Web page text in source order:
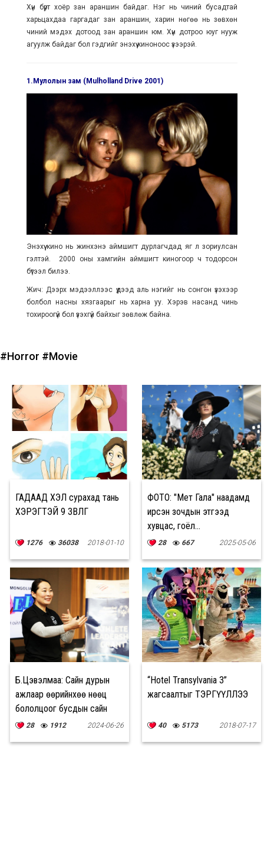
Хүн бүрт хоёр зан араншин байдаг. Нэг нь чиний бусадтай
харьцахдаа гаргадаг зан араншин, харин нөгөө нь зөвхөн
чиний мэдэх дотоод зан араншин юм. Хүн дотроо юуг нууж
агуулж байдаг бол гэдгийг энэхүү киноноос үзээрэй.
1.Мулолын зам (Mulholland Drive 2001)
Энэхүү кино нь жинхэнэ аймшигт дурлагчдад яг л зориулсан
гэлтэй. 2000 оны хамгийн аймшигт киногоор ч тодорсон
бүтээл билээ.
Жич: Дээрх мэдээллээс үүдээд аль нэгийг нь сонгон үзэхээр
болбол насны хязгаарыг нь харна уу. Хэрэв насанд чинь
тохироогүй бол үзэхгүй байхыг зөвлөж байна.
#Horror #Movie
ГАДААД ХЭЛ сурахад тань
ХЭРЭГТЭЙ 9 ЗӨВЛӨГӨӨ
1276 36038 2018-01-10
ФОТО: "Мет Гала" наадамд
ирсэн зочдын этгээд
хувцас, гоёл...
28 667 2025-05-06
Б.Цэвэлмаа: Сайн дурын
ажлаар өөрийнхөө нөөц
бололцоог бусдын сайн
сайхны төлөө зориулдаг
28 1912 2024-06-26
“Hotel Transylvania 3”
жагсаалтыг ТЭРГҮҮЛЛЭЭ
40 5173 2018-07-17